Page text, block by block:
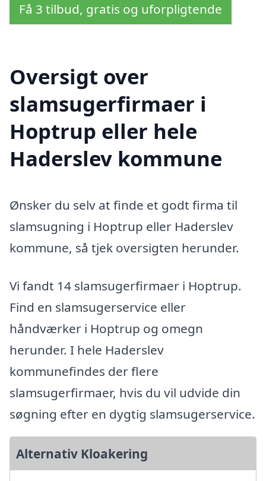
Få 3 tilbud, gratis og uforpligtende
Oversigt over
slamsugerfirmaer i
Hoptrup eller hele
Haderslev kommune
Ønsker du selv at finde et godt firma til
slamsugning i Hoptrup eller Haderslev
kommune, så tjek oversigten herunder.
Vi fandt 14 slamsugerfirmaer i Hoptrup.
Find en slamsugerservice eller
håndværker i Hoptrup og omegn
herunder. I hele Haderslev
kommunefindes der flere
slamsugerfirmaer, hvis du vil udvide din
søgning efter en dygtig slamsugerservice.
Alternativ Kloakering